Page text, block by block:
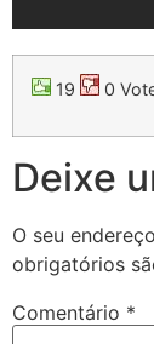
19 0
Deixe
O seu
obrigatórios
Comentário *